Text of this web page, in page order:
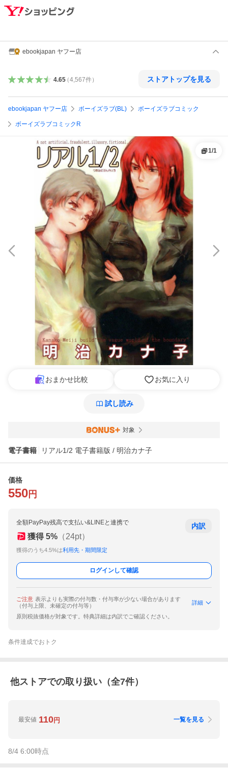
ebookjapan ヤフー店
4.65（4,567件） ストアトップを見る
ebookjapan ヤフー店 ボーイズラブ(BL) ボーイズラブコミック
ボーイズラブコミックR
1/1
おまかせ比較 お気に入り
試し読み
対象
電子書籍 リアル1/2 電子書籍版 / 明治カナ子
価格
550 円
全額PayPay残高で支払い&LINEと連携で
獲得 5% （24pt）
獲得のうち4.5%は利用先・期間限定
内訳
ログインして確認
ご注意 表示よりも実際の付与数・付与率が少ない場合があります
（付与上限、未確定の付与等）
詳細
原則税抜価格が対象です。特典詳細は内訳でご確認ください。
条件達成でおトク
他ストアでの取り扱い（全7件）
最安値 110円 一覧を見る
8/4 6:00時点